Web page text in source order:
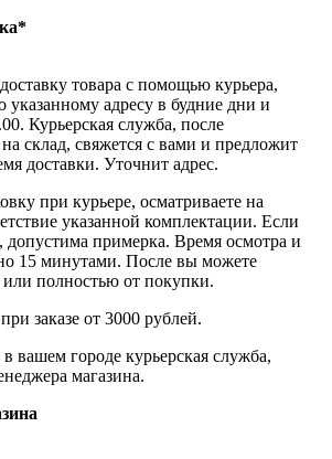
товара с помощью курьера,
указанному адресу в будние дни и
Курьерская служба, после
склад, свяжется с вами и предложит
доставки. Уточнит адрес.
при курьере, осматриваете на
указанной комплектации. Если
допустима примерка. Время осмотра и
15 минутами. После вы можете
или полностью от покупки.
заказе от 3000 рублей.
вашем городе курьерская служба,
магазина.